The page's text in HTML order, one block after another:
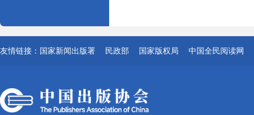
友情链接： 国家新闻出版署 民政部 国家版权局 中国全民阅读网